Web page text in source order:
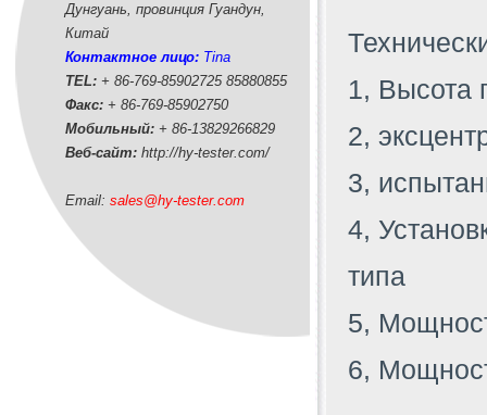
Дунгуань, провинция Гуандун,
Китай
Контактное лицо: Tina
TEL: + 86-769-85902725 85880855
Факс: + 86-769-85902750
Мобильный: + 86-13829266829
Веб-сайт: http://hy-tester.com/
Email: sales@hy-tester.com
1, Высота
2,
3,
4,
типа
5,
6,